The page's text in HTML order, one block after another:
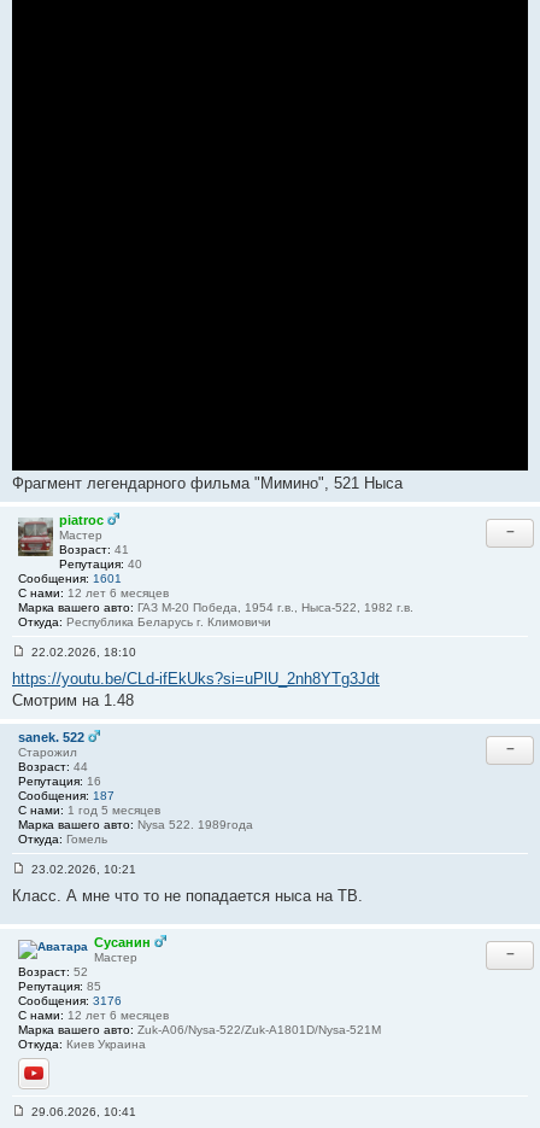
Фрагмент легендарного фильма "Мимино", 521 Ныса
piatroc
Мастер
Возраст: 41
Репутация: 40
Сообщения: 1601
С нами: 12 лет 6 месяцев
Марка вашего авто: ГАЗ М-20 Победа, 1954 г.в., Ныса-522, 1982 г.в.
Откуда: Республика Беларусь г. Климовичи
−
о
о
б
е
н
и
е
#
6
22.02.2026, 18:10
https://youtu.be/CLd-ifEkUks?si=uPlU_2nh8YTg3Jdt
Смотрим на 1.48
sanek. 522
Старожил
Возраст: 44
Репутация: 16
Сообщения: 187
С нами: 1 год 5 месяцев
Марка вашего авто: Nysa 522. 1989года
Откуда: Гомель
−
о
б
щ
е
е
#
7
23.02.2026, 10:21
Класс. А мне что то не попадается ныса на ТВ.
Сусанин
Мастер
Возраст: 52
Репутация: 85
Сообщения: 3176
С нами: 12 лет 6 месяцев
Марка вашего авто: Zuk-A06/Nysa-522/Zuk-A1801D/Nysa-521M
Откуда: Киев Украина
YouTube
−
29.06.2026, 10:41